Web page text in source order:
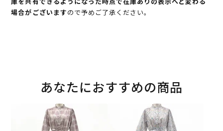
場合がございますので予めご了承ください。
あなたにおすすめの商品